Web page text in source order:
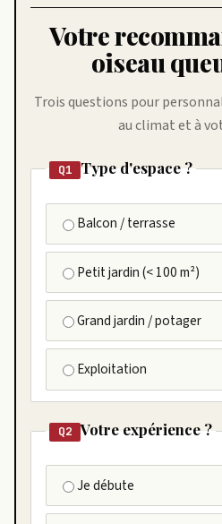
Votre
oiseau
Trois questions pour
au climat et à
Q1 Type d'espace ?
Balcon / terrasse
Petit jardin (< 100 m²)
Grand jardin / potager
Exploitation
Q2 Votre expérience ?
Je débute